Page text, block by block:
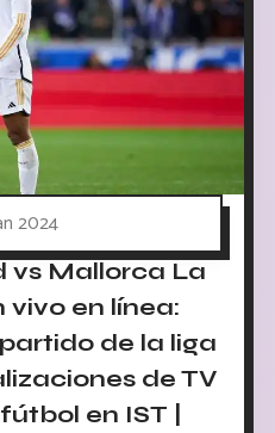
2024
vs Mallorca La
vivo en línea:
de la liga
de TV
en IST |